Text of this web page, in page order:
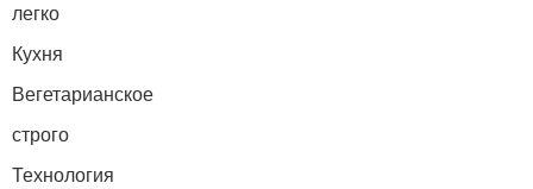
легко
Кухня
Вегетарианское
строго
Технология